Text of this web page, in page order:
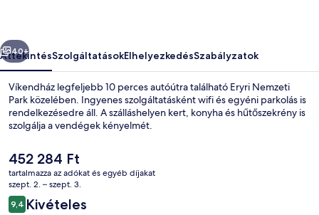
Következő
40+
ÁttekintésSzolgáltatásokElhelyezkedésSzabályzatok
Víkendház legfeljebb 10 perces autóútra található Eryri Nemzeti
Park közelében. Ingyenes szolgáltatásként wifi és egyéni parkolás is
rendelkezésedre áll. A szálláshelyen kert, konyha és hűtőszekrény is
szolgálja a vendégek kényelmét.
A
jelenlegi
ár
452 284 Ft
452 284 Ft
tartalmazza az adókat és egyéb díjakat
szept. 2. – szept. 3.
Értékelések
9,49,4 ennyiből: 10
Kivételes